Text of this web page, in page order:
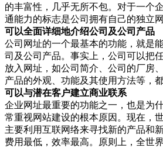
的丰富性，几乎无所不包。对于一个
通能力的标志是公司拥有自己的独立
可以全面详细地介绍公司及公司产品
公司网址的一个最基本的功能，就是
司及公司产品。事实上，公司可以把
放入网址，如公司简介、公司的厂房
产品的外观、功能及其使用方法等，
可以与潜在客户建立商业联系
企业网址最重要的功能之一，也是为
常重视网站建设的根本原因。现在，
主要利用互联网络来寻找新的产品和
费用最低，效率最高。原则上，全世